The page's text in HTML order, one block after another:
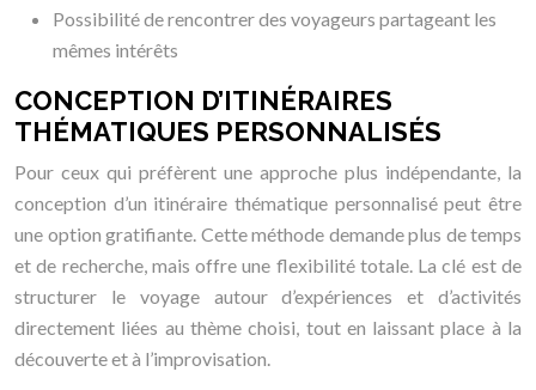
Possibilité de rencontrer des voyageurs partageant les
mêmes intérêts
CONCEPTION D’ITINÉRAIRES
THÉMATIQUES PERSONNALISÉS
Pour ceux qui préfèrent une approche plus indépendante, la
conception d’un itinéraire thématique personnalisé peut être
une option gratifiante. Cette méthode demande plus de temps
et de recherche, mais offre une flexibilité totale. La clé est de
structurer le voyage autour d’expériences et d’activités
directement liées au thème choisi, tout en laissant place à la
découverte et à l’improvisation.